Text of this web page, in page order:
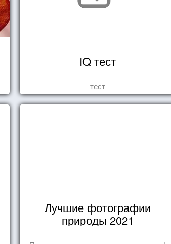
IQ тест
тест
Лучшие фотографии
природы 2021